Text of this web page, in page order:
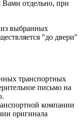
Вами отдельно, при
выбранных
"до двери"
транспортных
письмо на
компании
оригинала